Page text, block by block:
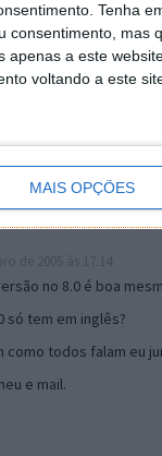
Tenha
consentimento, mas
apenas a este
voltando a este
MAIS OPÇÕES
às 19:51
mail algum.
no 8.0 é boa
só tem em inglês?
todos falam eu
e mail.